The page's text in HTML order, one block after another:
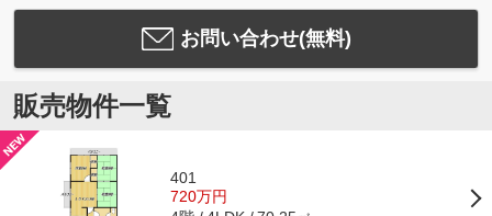
お問い合わせ(無料)
販売物件一覧
401
720万円